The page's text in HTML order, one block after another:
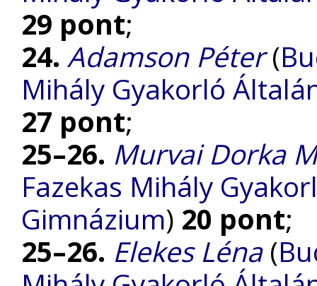
29 pont;
24. Adamson Péter(
Mihály Gyakorló
27 pont;
25–26. Murvai Dorka
Fazekas Mihály
Gimnázium) 20 pont;
25–26. Elekes Léna(